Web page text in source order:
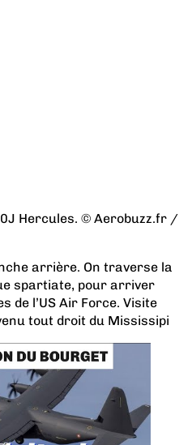
Hercules. © Aerobuzz.fr /
arrière. On traverse la
spartiate, pour arriver
de l’US Air Force. Visite
tout droit du Mississipi